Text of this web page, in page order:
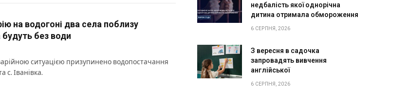
на водогоні два села поблизу
без води
ситуацією призупинено водопостачання
с. Іванівка.
недбалість якої однорічна
дитина отримала обмороження
6 СЕРПНЯ, 2026
З вересня в садочка
запровадять вивчення
англійської
6 СЕРПНЯ, 2026